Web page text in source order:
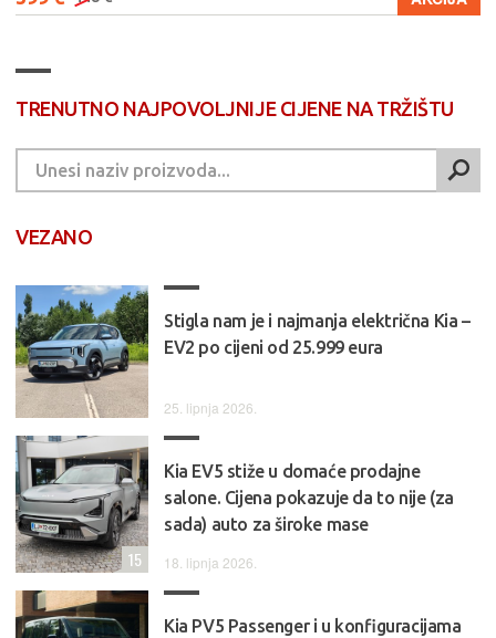
TRENUTNO NAJPOVOLJNIJE CIJENE NA TRŽIŠTU
VEZANO
Stigla nam je i najmanja električna Kia –
EV2 po cijeni od 25.999 eura
25. lipnja 2026.
Kia EV5 stiže u domaće prodajne
salone. Cijena pokazuje da to nije (za
sada) auto za široke mase
18. lipnja 2026.
15
Kia PV5 Passenger i u konfiguracijama